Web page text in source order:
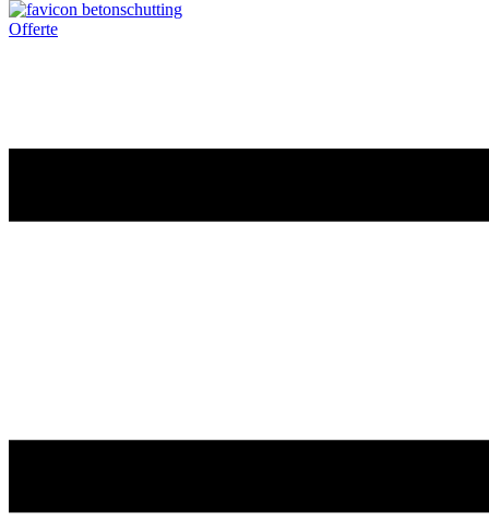
Offerte